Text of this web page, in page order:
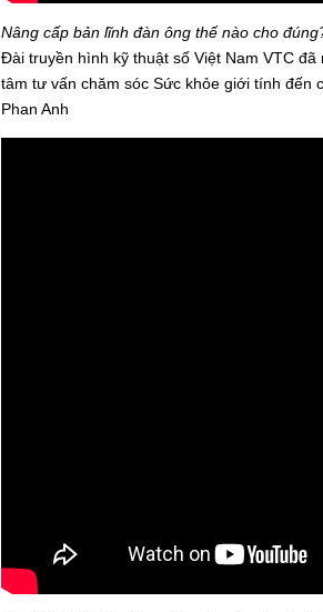
Nâng cấp bản lĩnh đàn ông thế nào cho
Đài truyền hình kỹ thuật số Việt Nam VTC
tâm tư vấn chăm sóc Sức khỏe giới tính đến
Phan Anh